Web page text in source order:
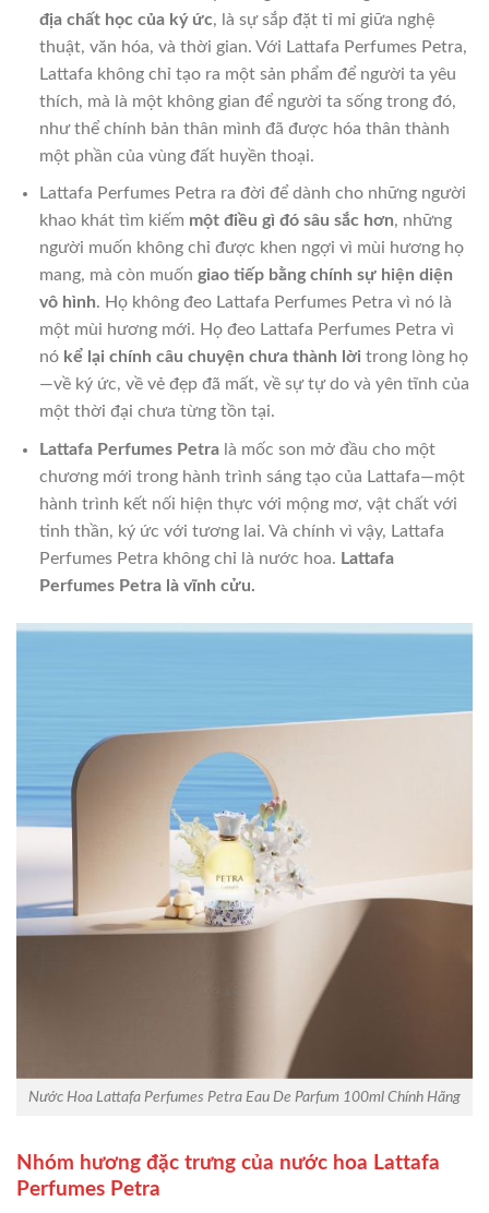
địa chất học của ký ức, là sự sắp đặt tỉ mỉ giữa nghệ
thuật, văn hóa, và thời gian. Với Lattafa Perfumes Petra,
Lattafa không chỉ tạo ra một sản phẩm để người ta yêu
thích, mà là một không gian để người ta sống trong đó,
như thể chính bản thân mình đã được hóa thân thành
một phần của vùng đất huyền thoại.
Lattafa Perfumes Petra ra đời để dành cho những người
khao khát tìm kiếm một điều gì đó sâu sắc hơn, những
người muốn không chỉ được khen ngợi vì mùi hương họ
mang, mà còn muốn giao tiếp bằng chính sự hiện diện
vô hình. Họ không đeo Lattafa Perfumes Petra vì nó là
một mùi hương mới. Họ đeo Lattafa Perfumes Petra vì
nó kể lại chính câu chuyện chưa thành lời trong lòng họ
—về ký ức, về vẻ đẹp đã mất, về sự tự do và yên tĩnh của
một thời đại chưa từng tồn tại.
Lattafa Perfumes Petralà mốc son mở đầu cho một
chương mới trong hành trình sáng tạo của Lattafa—một
hành trình kết nối hiện thực với mộng mơ, vật chất với
tinh thần, ký ức với tương lai. Và chính vì vậy, Lattafa
Perfumes Petra không chỉ là nước hoa. Lattafa
Perfumes Petra là vĩnh cửu.
Nước Hoa Lattafa Perfumes Petra Eau De Parfum 100ml Chính Hãng
Nhóm hương đặc trưng của nước hoa Lattafa
Perfumes Petra